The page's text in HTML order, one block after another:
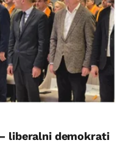
liberalni demokrati